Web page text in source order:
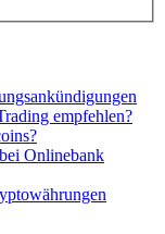
empfehlen?
Onlinebank